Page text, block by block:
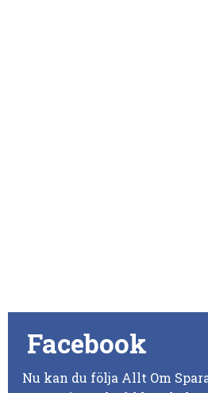
Facebook
Nu kan du följa Allt Om